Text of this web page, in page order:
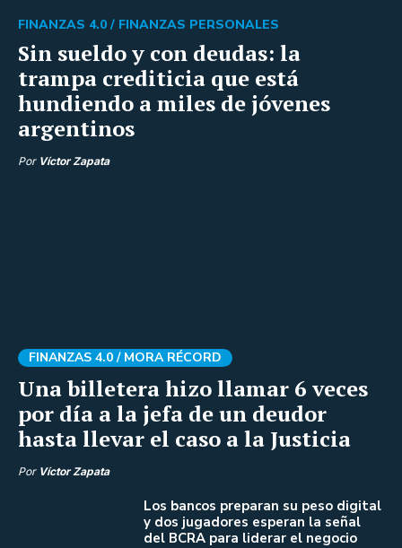
Sin sueldo y con deudas: la
trampa crediticia que está
hundiendo a miles de jóvenes
argentinos
FINANZAS 4.0 / FINANZAS PERSONALES
Por Víctor Zapata
Una billetera hizo llamar 6 veces
por día a la jefa de un deudor
hasta llevar el caso a la Justicia
FINANZAS 4.0 / MORA RÉCORD
Por Víctor Zapata
Los bancos preparan su peso digital
y dos jugadores esperan la señal
del BCRA para liderar el negocio